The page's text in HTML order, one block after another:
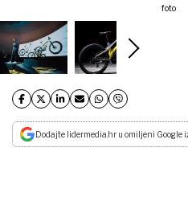
foto
Dodajte lidermedia.hr u omiljeni Google